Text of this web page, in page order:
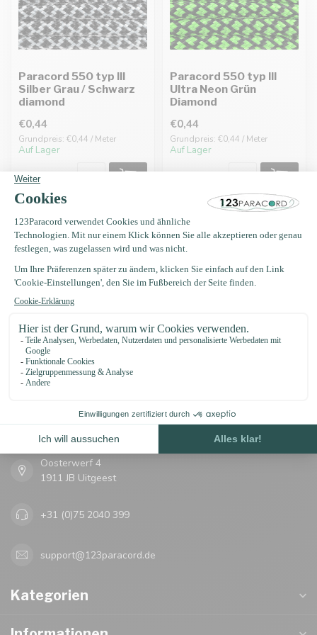
Paracord 550 typ III
Silber Grau / Schwarz
diamond
€0,44
Grundpreis: €0,44 / Meter
Auf Lager
Paracord 550 typ III
Ultra Neon Grün
Diamond
€0,44
Grundpreis: €0,44 / Meter
Auf Lager
Erhalten Sie Nachrichten?
123Paracord
Oosterwerf 4
1911 JB Uitgeest
+31 (0)75 2040 399
support@123paracord.de
Kategorien